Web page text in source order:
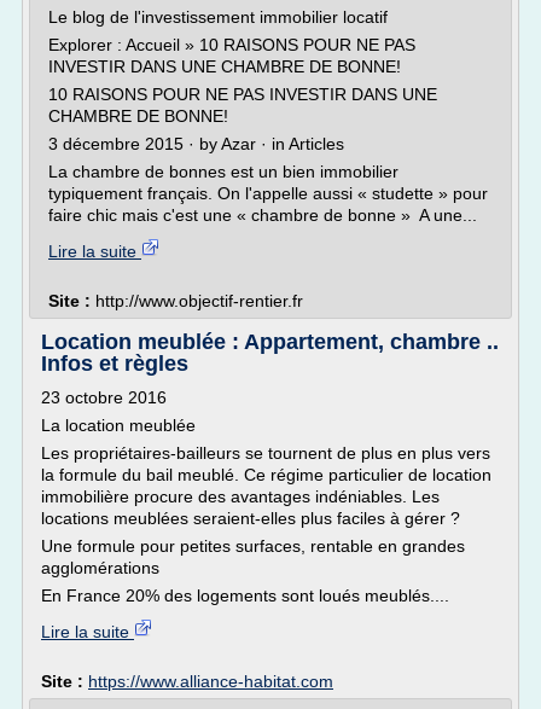
Le blog de l'investissement immobilier locatif
Explorer : Accueil » 10 RAISONS POUR NE PAS
INVESTIR DANS UNE CHAMBRE DE BONNE!
10 RAISONS POUR NE PAS INVESTIR DANS UNE
CHAMBRE DE BONNE!
3 décembre 2015 · by Azar · in Articles
La chambre de bonnes est un bien immobilier
typiquement français. On l'appelle aussi « studette » pour
faire chic mais c'est une « chambre de bonne » A une...
Lire la suite
Site : http://www.objectif-rentier.fr
Location meublée : Appartement, chambre ..
Infos et règles
23 octobre 2016
La location meublée
Les propriétaires-bailleurs se tournent de plus en plus vers
la formule du bail meublé. Ce régime particulier de location
immobilière procure des avantages indéniables. Les
locations meublées seraient-elles plus faciles à gérer ?
Une formule pour petites surfaces, rentable en grandes
agglomérations
En France 20% des logements sont loués meublés....
Lire la suite
Site : https://www.alliance-habitat.com